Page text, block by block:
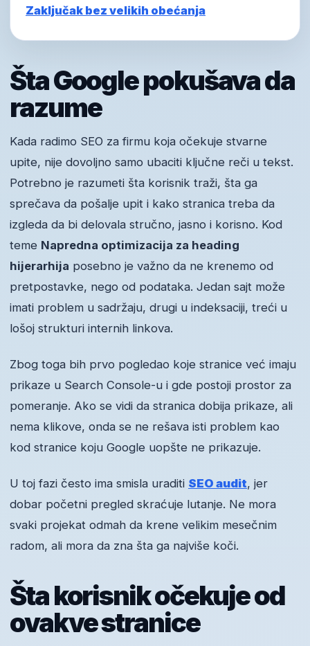
Zaključak bez velikih obećanja
Šta Google pokušava da
razume
Kada radimo SEO za firmu koja očekuje stvarne
upite, nije dovoljno samo ubaciti ključne reči u tekst.
Potrebno je razumeti šta korisnik traži, šta ga
sprečava da pošalje upit i kako stranica treba da
izgleda da bi delovala stručno, jasno i korisno. Kod
teme Napredna optimizacija za heading
hijerarhija posebno je važno da ne krenemo od
pretpostavke, nego od podataka. Jedan sajt može
imati problem u sadržaju, drugi u indeksaciji, treći u
lošoj strukturi internih linkova.
Zbog toga bih prvo pogledao koje stranice već imaju
prikaze u Search Console-u i gde postoji prostor za
pomeranje. Ako se vidi da stranica dobija prikaze, ali
nema klikove, onda se ne rešava isti problem kao
kod stranice koju Google uopšte ne prikazuje.
U toj fazi često ima smisla uraditi SEO audit, jer
dobar početni pregled skraćuje lutanje. Ne mora
svaki projekat odmah da krene velikim mesečnim
radom, ali mora da zna šta ga najviše koči.
Šta korisnik očekuje od
ovakve stranice